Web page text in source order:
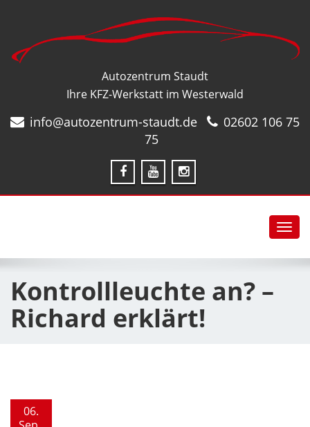
Autozentrum Staudt
Ihre KFZ-Werkstatt im Westerwald
info@autozentrum-staudt.de
02602 106 75
75
Kontrollleuchte an? –
Richard erklärt!
06.